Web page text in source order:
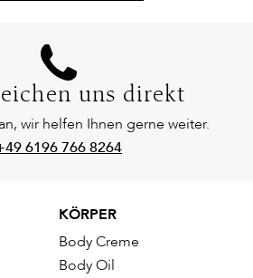
uns direkt
wir helfen Ihnen gerne weiter.
6196 766 8264
KÖRPER
Body Creme
Body Oil